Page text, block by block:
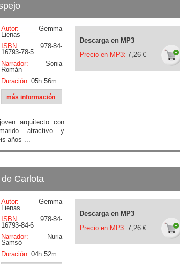
Autor: Gemma
Lienas
ISBN: 978-84-
16793-78-5
Narrador: Sonia
Román
Duración: 05h 56m
más información
arquitecto con
atractivo y
años ...
Descarga en MP3
Precio en MP3: 7,26 €
Carlota
Autor: Gemma
Lienas
ISBN: 978-84-
16793-84-6
Narrador: Nuria
Samsó
Duración: 04h 52m
Descarga en MP3
Precio en MP3: 7,26 €